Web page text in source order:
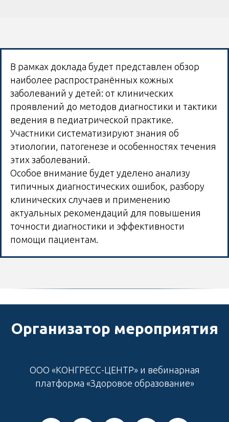
В рамках доклада будет представлен обзор
наиболее распространённых кожных
заболеваний у детей: от клинических
проявлений до методов диагностики и тактики
ведения в педиатрической практике.
Участники систематизируют знания об
этиологии, патогенезе и особенностях течения
этих заболеваний.
Особое внимание будет уделено анализу
типичных диагностических ошибок, разбору
клинических случаев и применению
актуальных рекомендаций для повышения
точности диагностики и эффективности
помощи пациентам.
Организатор мероприятия
ООО «КОНГРЕСС-ЦЕНТР» и вебинарная
платформа «Здоровое образование»